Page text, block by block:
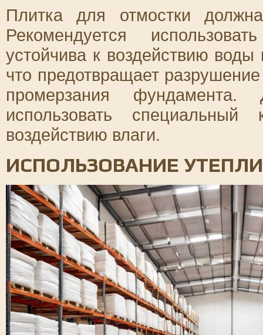
Плитка для отмостки
Рекомендуется
устойчива к воздействию
что предотвращает
промерзания
использовать
воздействию влаги.
ИСПОЛЬЗОВАНИЕ